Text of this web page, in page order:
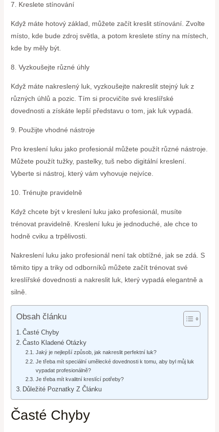
7. Kreslete stínování
Když máte hotový základ, můžete začít kreslit stínování. Zvolte
místo, kde bude zdroj světla, a potom kreslete stíny na místech,
kde by měly být.
8. Vyzkoušejte různé úhly
Když máte nakreslený luk, vyzkoušejte nakreslit stejný luk z
různých úhlů a pozic. Tím si procvičíte své kreslířské
dovednosti a získáte lepší představu o tom, jak luk vypadá.
9. Použijte vhodné nástroje
Pro kreslení luku jako profesionál můžete použít různé nástroje.
Můžete použít tužky, pastelky, tuš nebo digitální kreslení.
Vyberte si nástroj, který vám vyhovuje nejvíce.
10. Trénujte pravidelně
Když chcete být v kreslení luku jako profesionál, musíte
trénovat pravidelně. Kreslení luku je jednoduché, ale chce to
hodně cviku a trpělivosti.
Nakreslení luku jako profesionál není tak obtížné, jak se zdá. S
těmito tipy a triky od odborníků můžete začít trénovat své
kreslířské dovednosti a nakreslit luk, který vypadá elegantně a
silně.
Obsah článku
Časté Chyby
Často Kladené Otázky
Jaký je nejlepší způsob, jak nakreslit perfektní luk?
Je třeba mít speciální umělecké dovednosti k tomu, aby byl můj luk
vypadat profesionálně?
Je třeba mít kvalitní kreslící potřeby?
Důležité Poznatky Z Článku
Časté Chyby